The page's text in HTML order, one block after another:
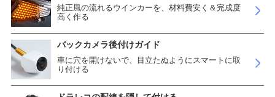
純正風の流れるウインカーを、材料費安く＆完成度
高く作る
バックカメラ後付けガイド
車に穴を開けないで、目立たぬようにスマートに取
り付ける